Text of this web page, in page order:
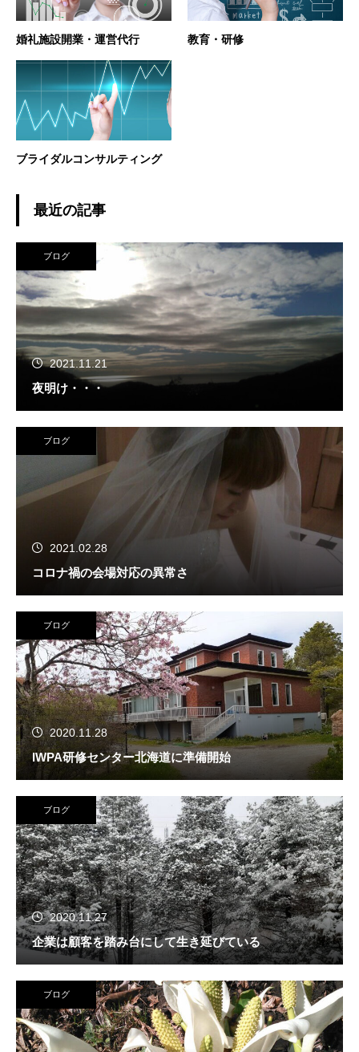
婚礼施設開業・運営代行 教育・研修
ブライダルコンサルティング
最近の記事
ブログ
2021.11.21
夜明け・・・
ブログ
2021.02.28
コロナ禍の会場対応の異常さ
ブログ
2020.11.28
IWPA研修センター北海道に準備開始
ブログ
2020.11.27
企業は顧客を踏み台にして生き延びている
ブログ